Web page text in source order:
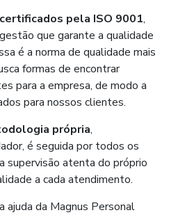
certificados pela ISO 9001,
que garante a qualidade
é a norma de qualidade mais
formas de encontrar
para a empresa, de modo a
para nossos clientes.
própria,
é seguida por todos os
supervisão atenta do próprio
a cada atendimento.
ajuda da Magnus Personal